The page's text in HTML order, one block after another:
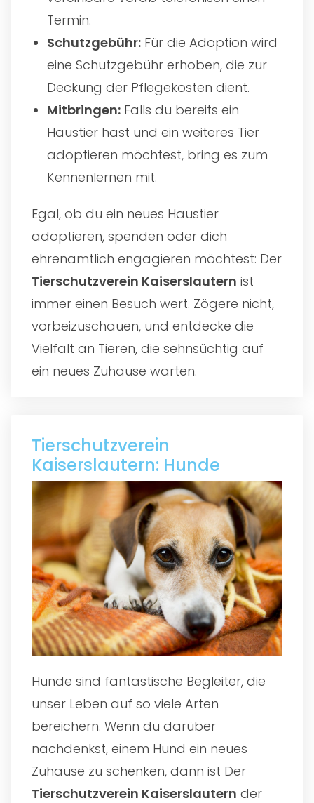
Termin.
Schutzgebühr: Für die Adoption wird
eine Schutzgebühr erhoben, die zur
Deckung der Pflegekosten dient.
Mitbringen: Falls du bereits ein
Haustier hast und ein weiteres Tier
adoptieren möchtest, bring es zum
Kennenlernen mit.
Egal, ob du ein neues Haustier
adoptieren, spenden oder dich
ehrenamtlich engagieren möchtest: Der
Tierschutzverein Kaiserslautern ist
immer einen Besuch wert. Zögere nicht,
vorbeizuschauen, und entdecke die
Vielfalt an Tieren, die sehnsüchtig auf
ein neues Zuhause warten.
Tierschutzverein
Kaiserslautern: Hunde
Hunde sind fantastische Begleiter, die
unser Leben auf so viele Arten
bereichern. Wenn du darüber
nachdenkst, einem Hund ein neues
Zuhause zu schenken, dann ist Der
Tierschutzverein Kaiserslautern der